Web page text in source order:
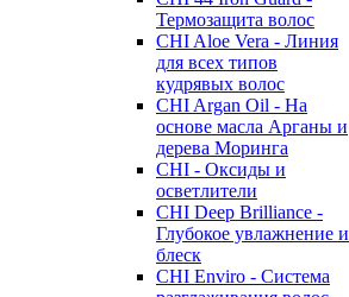
Термозащита волос
CHI Aloe Vera - Линия
для всех типов
кудрявых волос
CHI Argan Oil - На
основе масла Арганы и
дерева Моринга
CHI - Оксиды и
осветлители
CHI Deep Brilliance -
Глубокое увлажнение и
блеск
CHI Enviro - Система